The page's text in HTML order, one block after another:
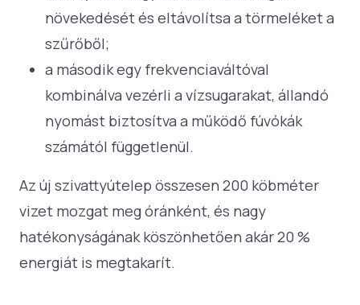
növekedését és eltávolítsa a törmeléket a
szűrőből;
a második egy frekvenciaváltóval
kombinálva vezérli a vízsugarakat, állandó
nyomást biztosítva a működő fúvókák
számától függetlenül.
Az új szivattyútelep összesen 200 köbméter
vizet mozgat meg óránként, és nagy
hatékonyságának köszönhetően akár 20 %
energiát is megtakarít.